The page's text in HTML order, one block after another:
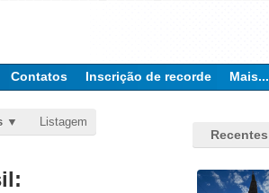
Contatos Inscrição de recorde Mais...
Listagem
Recentes